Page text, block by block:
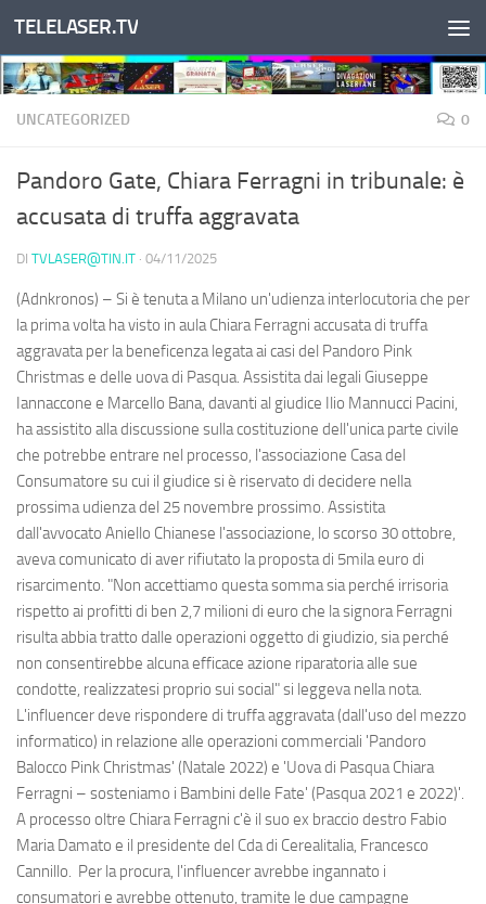
Salta al contenuto
TELELASER.TV
UNCATEGORIZED 0
Pandoro Gate, Chiara Ferragni in tribunale: è
accusata di truffa aggravata
DI TVLASER@TIN.IT · 04/11/2025
(Adnkronos) – Si è tenuta a Milano un'udienza interlocutoria che per
la prima volta ha visto in aula Chiara Ferragni accusata di truffa
aggravata per la beneficenza legata ai casi del Pandoro Pink
Christmas e delle uova di Pasqua. Assistita dai legali Giuseppe
Iannaccone e Marcello Bana, davanti al giudice Ilio Mannucci Pacini,
ha assistito alla discussione sulla costituzione dell'unica parte civile
che potrebbe entrare nel processo, l'associazione Casa del
Consumatore su cui il giudice si è riservato di decidere nella
prossima udienza del 25 novembre prossimo. Assistita
dall'avvocato Aniello Chianese l'associazione, lo scorso 30 ottobre,
aveva comunicato di aver rifiutato la proposta di 5mila euro di
risarcimento. "Non accettiamo questa somma sia perché irrisoria
rispetto ai profitti di ben 2,7 milioni di euro che la signora Ferragni
risulta abbia tratto dalle operazioni oggetto di giudizio, sia perché
non consentirebbe alcuna efficace azione riparatoria alle sue
condotte, realizzatesi proprio sui social" si leggeva nella nota.
L'influencer deve rispondere di truffa aggravata (dall'uso del mezzo
informatico) in relazione alle operazioni commerciali 'Pandoro
Balocco Pink Christmas' (Natale 2022) e 'Uova di Pasqua Chiara
Ferragni – sosteniamo i Bambini delle Fate' (Pasqua 2021 e 2022)'.
A processo oltre Chiara Ferragni c'è il suo ex braccio destro Fabio
Maria Damato e il presidente del Cda di Cerealitalia, Francesco
Cannillo. Per la procura, l'influencer avrebbe ingannato i
consumatori e avrebbe ottenuto, tramite le due campagne